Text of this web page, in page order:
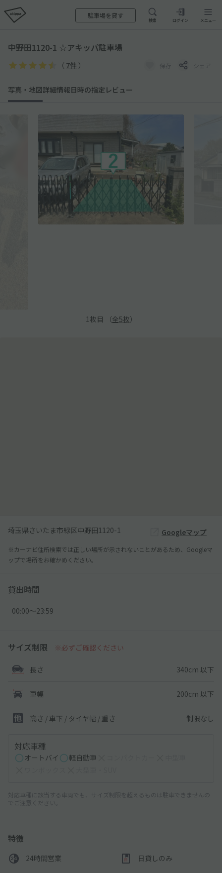
駐車場を貸す
検索 ログイン メニュー
中野田1120-1 ☆アキッパ駐車場
（ 7件 ） 保存 シェア
写真・地図詳細情報日時の指定 レビュー
1枚目 （全5枚）
埼玉県さいたま市緑区中野田1120-1 Googleマップ
※カーナビ住所検索では正しい場所が示されないことがあるため、Googleマ
ップで場所をお確かめください。
貸出時間
00:00〜23:59
サイズ制限 ※必ずご確認ください
長さ 340cm 以下
車幅 200cm 以下
高さ / 車下 / タイヤ幅 / 重さ 制限なし
対応車種
オートバイ 軽自動車
対応車種に該当する車両でも、サイズ制限を超えるものは駐車できませんの
でご注意ください。
特徴
24時間営業 日貸しのみ